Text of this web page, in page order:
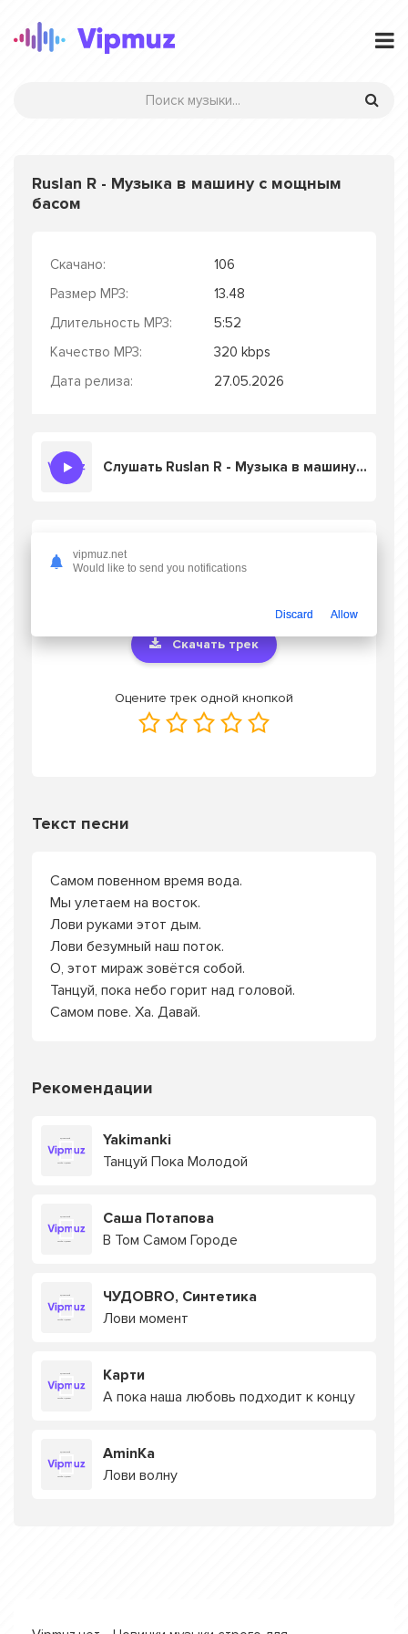
Ruslan R - Музыка в машину с мощным
басом
Скачано:
106
Размер MP3:
13.48
Длительность MP3:
5:52
Качество MP3:
320 kbps
Дата релиза:
27.05.2026
Слушать Ruslan R - Музыка в машину с мощным басом
Скачать песню Ruslan R - Музыка в
машину с мощным басом
Скачать трек
Оцените трек одной кнопкой
Текст песни
Самом повенном время вода.
Мы улетаем на восток.
Лови руками этот дым.
Лови безумный наш поток.
О, этот мираж зовётся собой.
Танцуй, пока небо горит над головой.
Самом пове. Ха. Давай.
Рекомендации
Yakimanki
Танцуй Пока Молодой
Саша Потапова
В Том Самом Городе
ЧУДОBRO, Синтетика
Лови момент
Карти
А пока наша любовь подходит к концу
AminKa
Лови волну
vipmuz.net
Would like to send you notifications
Discard Allow